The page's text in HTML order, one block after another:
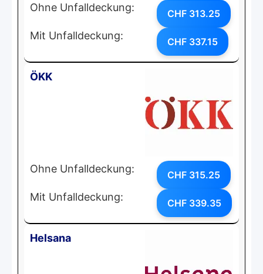
Ohne Unfalldeckung: CHF 313.25
Mit Unfalldeckung: CHF 337.15
ÖKK
Ohne Unfalldeckung: CHF 315.25
Mit Unfalldeckung: CHF 339.35
Helsana